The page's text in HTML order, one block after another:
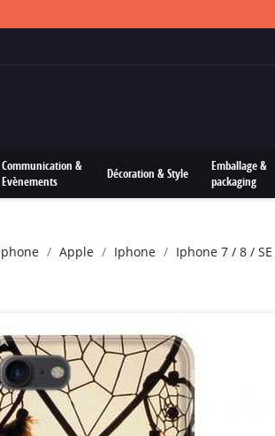
Communication &
Evènements
Décoration & Style
Emballage &
packaging
Apple Iphone Iphone 7 / 8 /